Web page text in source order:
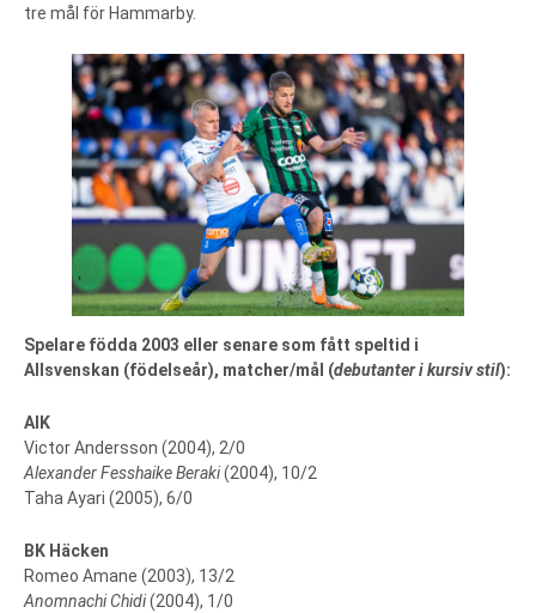
tre mål för Hammarby.
Spelare födda 2003 eller senare som fått speltid i
Allsvenskan (födelseår), matcher/mål (debutanter i kursiv stil):
AIK
Victor Andersson (2004), 2/0
Alexander Fesshaike Beraki(2004), 10/2
Taha Ayari (2005), 6/0
BK Häcken
Romeo Amane (2003), 13/2
Anomnachi Chidi(2004), 1/0